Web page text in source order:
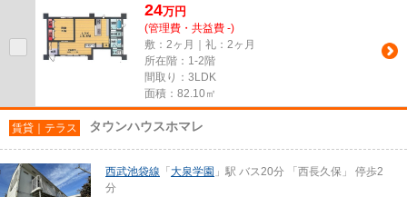
24万円
(管理費・共益費 -)
敷：2ヶ月｜礼：2ヶ月
所在階：1-2階
間取り：3LDK
面積：82.10㎡
賃貸｜テラス タウンハウスホマレ
西武池袋線 「 大泉学園 」駅 バス20分 「西長久保」 停歩2
分